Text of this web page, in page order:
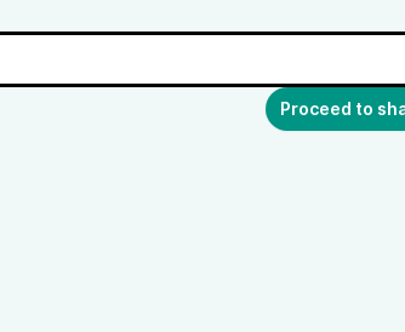
Proceed to